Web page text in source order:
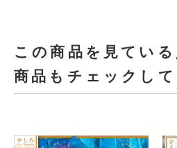
この商品を見てい
商品もチェックし